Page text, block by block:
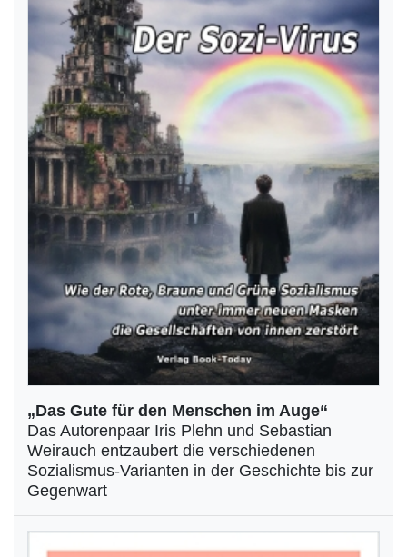
„Das Gute für den Menschen im Auge“
Das Autorenpaar Iris Plehn und Sebastian
Weirauch entzaubert die verschiedenen
Sozialismus-Varianten in der Geschichte bis zur
Gegenwart